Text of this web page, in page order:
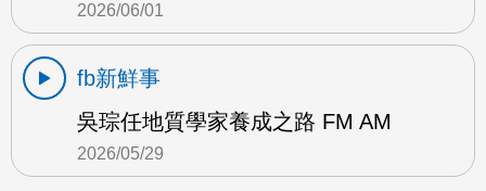
2026/06/01
fb新鮮事
吳琮任地質學家養成之路 FM AM
2026/05/29